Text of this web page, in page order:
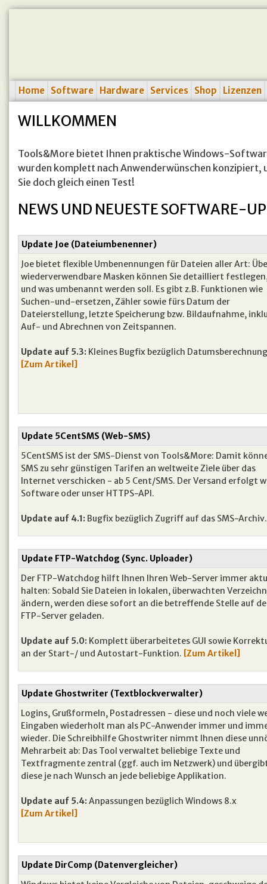
Home Software Hardware Services Shop Lizenzen
WILLKOMMEN
Tools&More bietet Ihnen praktische Windows-
wurden komplett nach Anwenderwünschen konzipiert,
Sie doch gleich einen Test!
NEWS UND NEUESTE SOFTWARE-
Update Joe (Dateiumbenenner)
Joe bietet flexible Umbenennungen für Dateien aller Art:
wiederverwendbare Masken können Sie detailliert
und was umbenannt werden soll. Es gibt z.B. Funktionen wie
Suchen-und-ersetzen, Zähler sowie fürs Datum der
Dateierstellung, letzte Speicherung bzw. Bildaufnahme,
Auf- und Abrechnen von Zeitspannen.
Update auf 5.3: Kleines Bugfix bezüglich
[Zum Artikel]
Update 5CentSMS (Web-SMS)
5CentSMS ist der SMS-Dienst von Tools&More: Damit
SMS zu sehr günstigen Tarifen an weltweite Ziele über das
Internet verschicken - ab 5 Cent/SMS. Der Versand erfolgt
Software oder unser HTTPS-API.
Update auf 4.1: Bugfix bezüglich Zugriff auf das SMS-
Update FTP-Watchdog (Sync. Uploader)
Der FTP-Watchdog hilft Ihnen Ihren Web-Server immer
halten: Sobald Sie Dateien in lokalen, überwachten
ändern, werden diese sofort an die betreffende Stelle auf
FTP-Server geladen.
Update auf 5.0: Komplett überarbeitetes GUI sowie
an der Start-/ und Autostart-Funktion. [Zum Artikel]
Update Ghostwriter (Textblockverwalter)
Logins, Grußformeln, Postadressen - diese und noch viele
Eingaben wiederholt man als PC-Anwender immer und
wieder. Die Schreibhilfe Ghostwriter nimmt Ihnen diese
Mehrarbeit ab: Das Tool verwaltet beliebige Texte und
Textfragmente zentral (ggf. auch im Netzwerk) und
diese je nach Wunsch an jede beliebige Applikation.
Update auf 5.4:Anpassungen bezüglich Windows 8.x
[Zum Artikel]
Update DirComp (Datenvergleicher)